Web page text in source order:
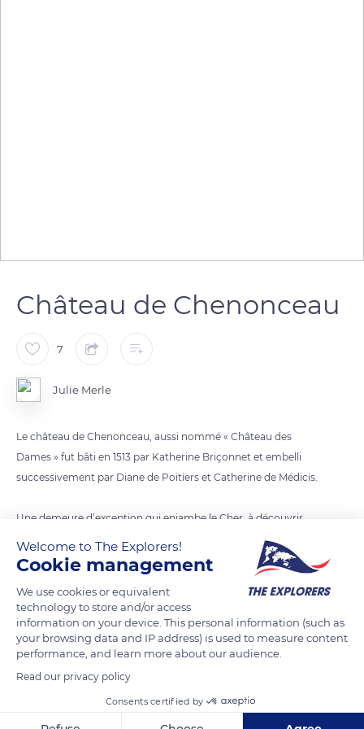
Château de Chenonceau
7
Julie Merle
Le château de Chenonceau, aussi nommé « Château des
Dames » fut bâti en 1513 par Katherine Briçonnet et embelli
successivement par Diane de Poitiers et Catherine de Médicis.
Une demeure d’exception qui enjambe le Cher, à découvrir
READ MORE TRANSLATE
Welcome to The Explorers!
Cookie management
We use cookies or equivalent
technology to store and/or access
information on your device. This personal information (such as
your browsing data and IP address) is used to measure content
performance, and learn more about our audience.
Read our privacy policy
Consents certified by